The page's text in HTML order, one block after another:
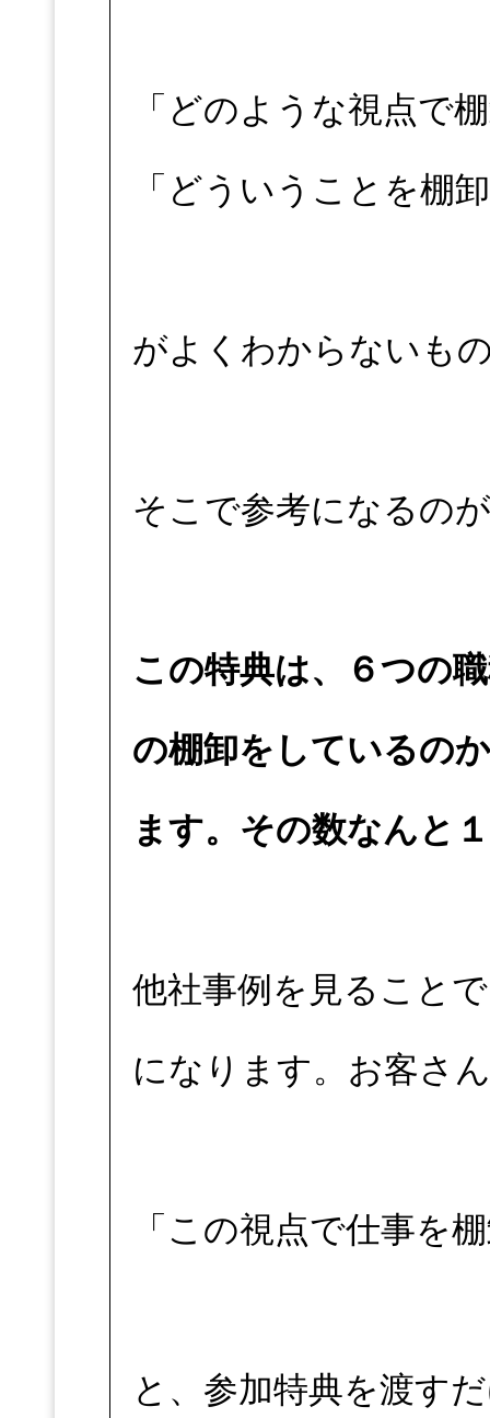
「どのような視点で
「どういうことを棚
がよくわからないも
そこで参考になるの
この特典は、６つの
の棚卸をしているの
ます。その数なんと
他社事例を見ること
になります。お客さ
「この視点で仕事を
と、参加特典を渡す